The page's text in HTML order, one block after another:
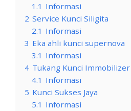
1.1 Informasi
2 Service Kunci Siligita
2.1 Informasi
3 Eka ahli kunci supernova
3.1 Informasi
4 Tukang Kunci Immobilizer
4.1 Informasi
5 Kunci Sukses Jaya
5.1 Informasi